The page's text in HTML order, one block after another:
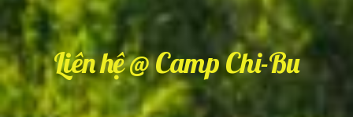
Liên hệ @ Camp Chi-Bu